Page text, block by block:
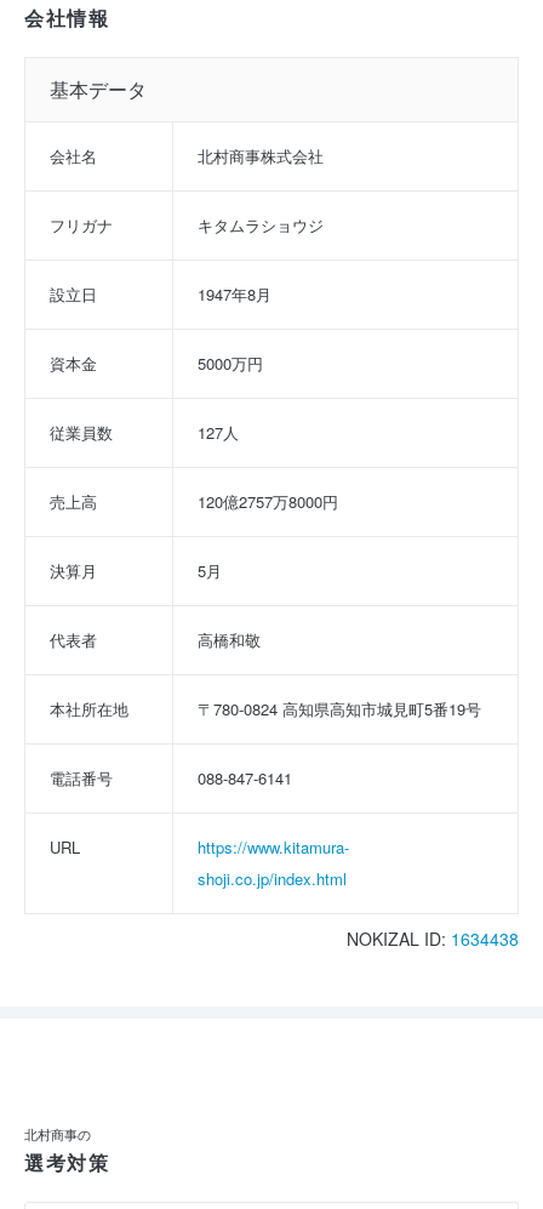
会社情報
基本データ
会社名 北村商事株式会社
フリガナ キタムラショウジ
設立日 1947年8月
資本金 5000万円
従業員数 127人
売上高 120億2757万8000円
決算月 5月
代表者 高橋和敬
本社所在地 〒780-0824 高知県高知市城見町5番19号
電話番号 088-847-6141
URL
https://www.kitamura-
shoji.co.jp/index.html
NOKIZAL ID: 1634438
北村商事の
選考対策